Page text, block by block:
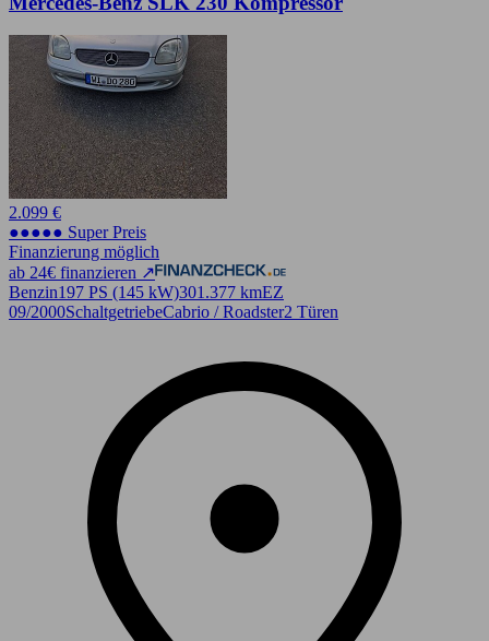
2.099 €
●●●●● Super Preis
Finanzierung möglich
ab 24€ finanzieren ↗
Benzin197 PS (145 kW)301.377 kmEZ
09/2000SchaltgetriebeCabrio / Roadster2 Türen